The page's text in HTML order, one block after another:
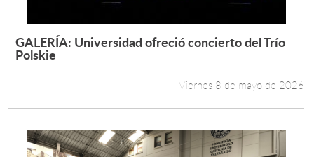
Leer más +
GALERÍA: Universidad ofreció concierto del Trío
Polskie
Viernes 8 de mayo de 2026